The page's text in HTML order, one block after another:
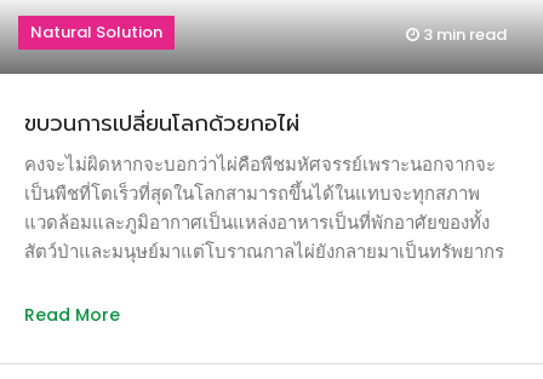
Natural Solution 3 minread
ขบวนการเปลี่ยนโลกด้วยกอไผ่
คงจะไม่ผิดหากจะบอกว่าไผ่คือพืชมหัศจรรย์เพราะนอกจากจะ
เป็นพืชที่โตเร็วที่สุดในโลกสามารถขึ้นได้ในแทบจะทุกสภาพ
แวดล้อมและภูมิอากาศเป็นแหล่งอาหารเป็นที่พักอาศัยของทั้ง
สัตว์ป่าและมนุษย์มาแต่โบราณกาลไผ่ยังกลายมาเป็นทรัพยากร
ให้มนุษย์ฝ่าวิกฤติสิ่งแวดล้อมแก้ปัญหาความยากจนความมั่งคง
เดียวกัน ไผ่เป็นพืชที่มีลำต้นสูง อยู่รวมกันเป็นกอขนาดใหญ่ การ
Read More